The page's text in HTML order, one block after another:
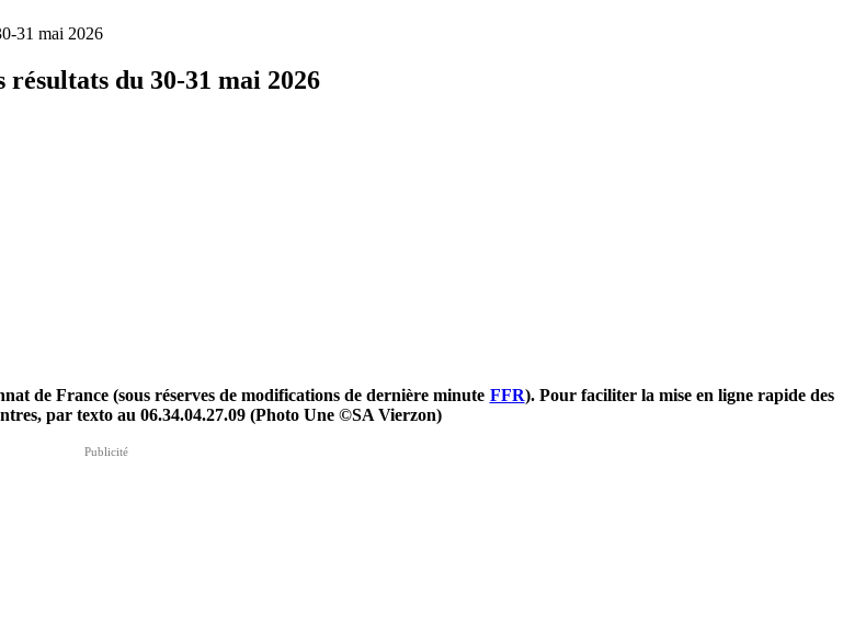
31 mai 2026
du 30-31 mai 2026
de France (sous réserves de modifications de dernière minute FFR). Pour faciliter la mise en ligne rapide des
par texto au 06.34.04.27.09 (Photo Une ©SA Vierzon)